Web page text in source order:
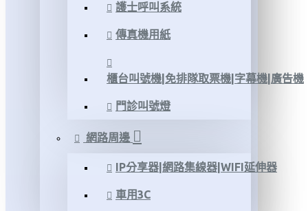
護士呼叫系統
傳真機用紙
櫃台叫號機|免排隊取票機|字幕機|廣告機
門診叫號燈
網路周邊
IP分享器|網路集線器|WIFI延伸器
車用3C